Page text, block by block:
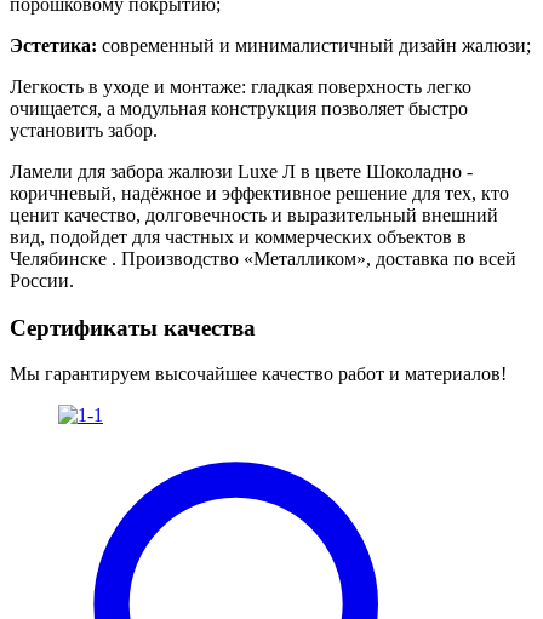
Эстетика: современный и минималистичный дизайн жалюзи;
Легкость в уходе и монтаже: гладкая поверхность легко
очищается, а модульная конструкция позволяет быстро
установить забор.
Ламели для забора жалюзи Luxe Л в цвете Шоколадно -
коричневый, надёжное и эффективное решение для тех, кто
ценит качество, долговечность и выразительный внешний
вид, подойдет для частных и коммерческих объектов в
Челябинске . Производство «Металликом», доставка по всей
России.
Сертификаты качества
Мы гарантируем высочайшее качество работ и материалов!